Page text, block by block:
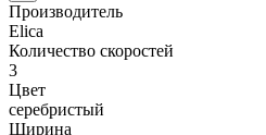
Производитель
Elica
Количество скоростей
3
Цвет
серебристый
Ширина